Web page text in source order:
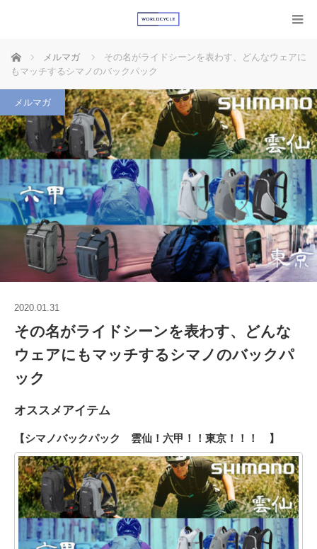
ホーム メルマガ
その名がライドシーンを表わす、どんなウェアに
もマッチするシマノのバックパック
メルマガ
2020.01.31
その名がライドシーンを表わす、どんな
ウェアにもマッチするシマノのバックパ
ック
オススメアイテム
【シマノバックパック 雲仙！六甲！！東京！！！ 】